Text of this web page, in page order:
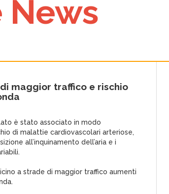
News
maggior traffico e rischio
è stato associato in modo
di malattie cardiovascolari arteriose,
all’inquinamento dell’aria e i
a strade di maggior traffico aumenti